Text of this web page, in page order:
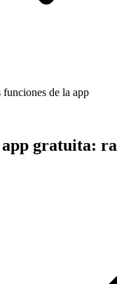
funciones de la app
app gratuita: